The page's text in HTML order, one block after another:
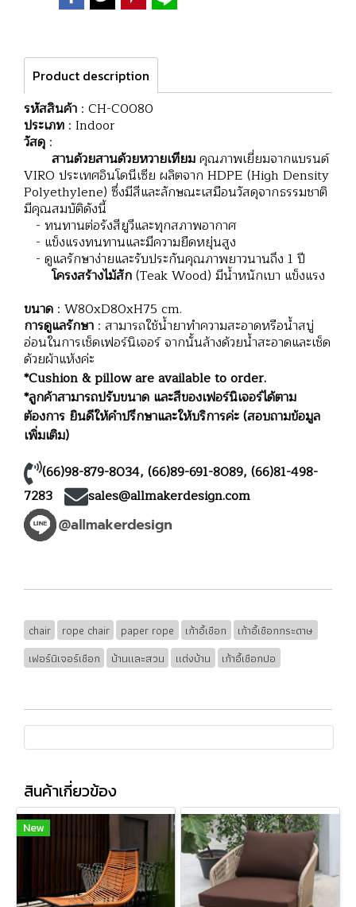
Product description
รหัสสินค้า : CH-C0080
ประเภท : Indoor
วัสดุ :
สานด้วยสานด้วยหวายเทียมคุณภาพเยี่ยมจากแบรนด์
VIRO ประเทศอินโดนีเซีย ผลิตจาก HDPE (High Density
Polyethylene) ซึ่งมีสีและลักษณะเสมือนวัสดุจากธรรมชาติ
มีคุณสมบัติดังนี้
- ทนทานต่อรังสียูวีและทุกสภาพอากาศ
- แข็งแรงทนทานและมีความยืดหยุ่นสูง
- ดูแลรักษาง่ายและรับประกันคุณภาพยาวนานถึง 1 ปี
โครงสร้างไม้สัก(Teak Wood) มีน้ำหนักเบา แข็งแรง
ขนาด : W80xD80xH75 cm.
การดูแลรักษา : สามารถใช้น้ำยาทำความสะอาดหรือน้ำสบู่
อ่อนในการเช็ดเฟอร์นิเจอร์ จากนั้นล้างด้วยน้ำสะอาดและเช็ด
ด้วยผ้าแห้งค่ะ
*Cushion & pillow are available to order.
*ลูกค้าสามารถปรับขนาด และสีของเฟอร์นิเจอร์ได้ตาม
ต้องการ ยินดีให้คำปรึกษาและให้บริการค่ะ (สอบถามข้อมูล
เพิ่มเติม)
(66)98-879-8034, (66)89-691-8089, (66)81-498-
7283
sales@allmakerdesign.com
chair rope chair paper rope เก้าอี้เชือก
เก้าอี้เชือกกระดาษ
เฟอร์นิเจอร์เชือก
บ้านและสวน แต่งบ้าน เก้าอี้เชือกปอ
สินค้าเกี่ยวข้อง
New